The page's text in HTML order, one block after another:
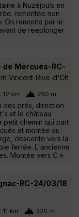
à Nuzéjouls en
remontée non
On remonte par le
de reeplonger
Mercuès-RC-
Vincent-Rive-d'Olt
12 km 250 m
des près, direction
et le château
petit chemin qui part
et montée au
descente vers la
ferrée. L'ancienne
Montée vers C »
RC-24/03/18
11 km 320 m